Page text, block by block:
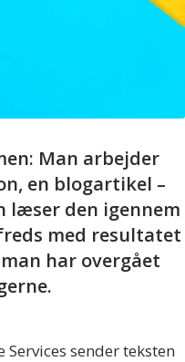
Man arbejder
en blogartikel –
læser den igennem
med resultatet
har overgået
sender teksten